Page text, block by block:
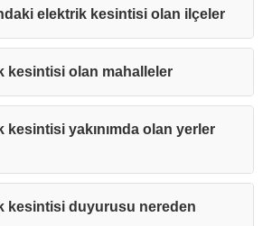
elektrik kesintisi olan ilçeler
kesintisi olan mahalleler
kesintisi yakınımda olan yerler
kesintisi duyurusu nereden